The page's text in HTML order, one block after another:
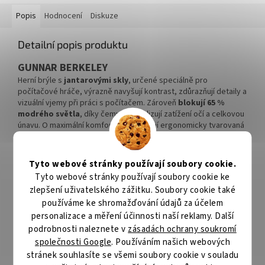
Tyto webové stránky používají soubory cookie.
Tyto webové stránky používají soubory cookie ke
zlepšení uživatelského zážitku. Soubory cookie také
používáme ke shromažďování údajů za účelem
personalizace a měření účinnosti naší reklamy. Další
podrobnosti naleznete v zásadách ochrany soukromí
společnosti Google. Používáním našich webových
stránek souhlasíte se všemi soubory cookie v souladu
Popis Hodnocení Diskuze
Detailní popis produktu
GUNNAR BERKELEY
Herní brýle sjantarovými skly, určené speciálně pro
počítačové hráče, výrazně navyšují kontrast, zdůrazňují detaily a
vizuální vjemy při práci s počítačem. Zároveň blokují 65 %
modrého světla, díky čemu minimalizují zatížení očí a celkovou
únavu. O maximální komfort se postarají ergonomicky tvarovaná
sedla, zatímco pevná konstrukce rámu zajistí správnou optickou
Brýle disponují čočkami s 0,2 dioptrií, jsou tedy vhodné pro
běžné nošení i pro osoby, které nepoužívají brýle na čtení.
ZÁKLADNÍ SPECIFIKACE
Typ brýlí:herní
Skla:jantarová